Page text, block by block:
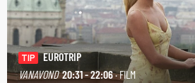
TIP
EUROTRIP
VANAVOND 20:31 - 22:06· FILM